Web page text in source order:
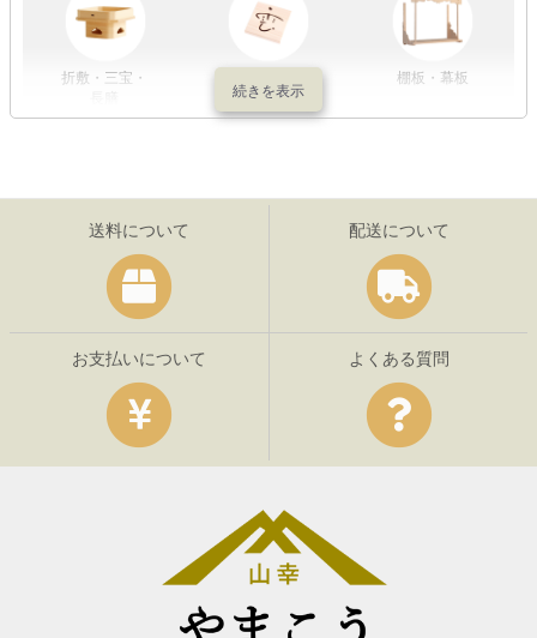
折敷・三宝・
棚板・幕板
送料について 配送について
お支払いについて よくある質問